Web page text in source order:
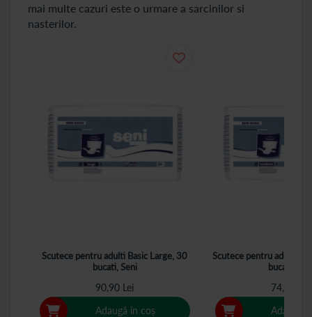
mai multe cazuri este o urmare a sarcinilor si
nasterilor.
Scutece pentru adulti Basic Large, 30
bucati, Seni
90,90 Lei
Adaugă în coș
Scutece pentru adulti
bucati, Seni
74,40 Lei
Adaugă